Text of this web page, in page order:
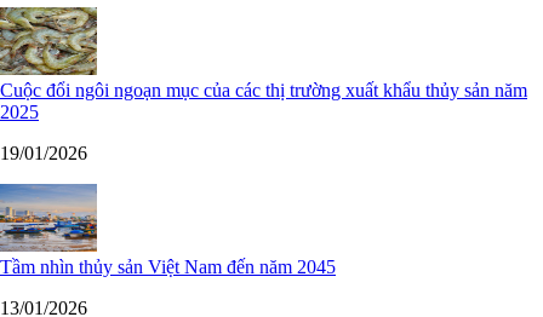
Cuộc đổi ngôi ngoạn mục của các thị trường xuất khẩu thủy sản năm
2025
19/01/2026
Tầm nhìn thủy sản Việt Nam đến năm 2045
13/01/2026